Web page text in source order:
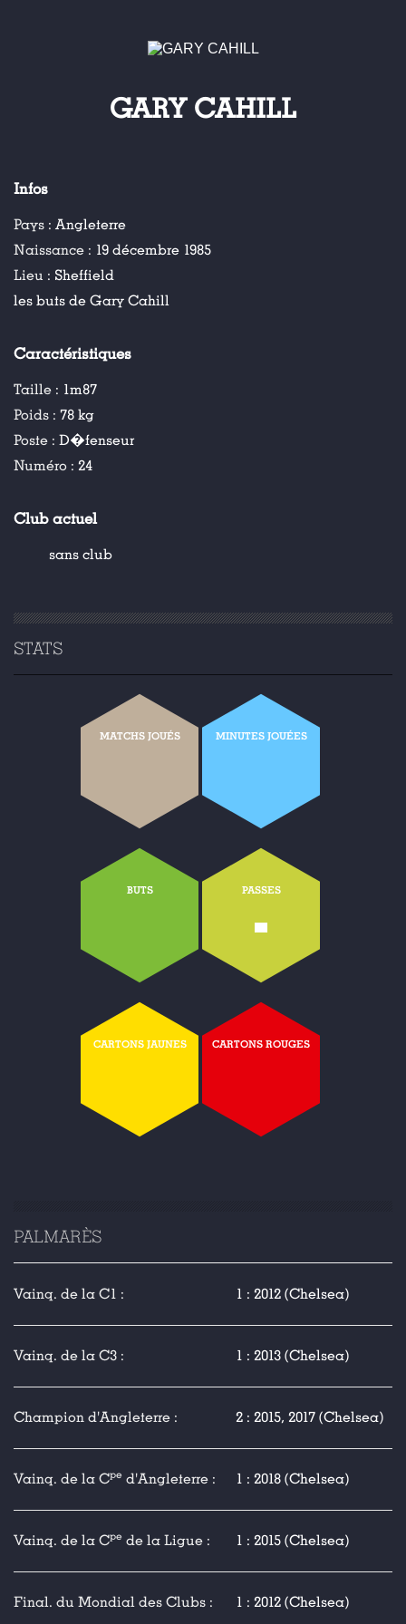
GARY CAHILL
Infos
Pays : Angleterre
Naissance : 19 décembre 1985
Lieu : Sheffield
les buts de Gary Cahill
Caractéristiques
Taille : 1m87
Poids : 78 kg
Poste : D�fenseur
Numéro : 24
Club actuel
sans club
STATS
MATCHS JOUÉS MINUTES JOUÉES
BUTS PASSES
-
CARTONS JAUNES CARTONS ROUGES
PALMARÈS
Vainq. de la C1 : 1 : 2012 (Chelsea)
Vainq. de la C3 : 1 : 2013 (Chelsea)
Champion d'Angleterre : 2 : 2015, 2017 (Chelsea)
Vainq. de la Cpe d'Angleterre : 1 : 2018 (Chelsea)
Vainq. de la Cpe de la Ligue : 1 : 2015 (Chelsea)
Final. du Mondial des Clubs : 1 : 2012 (Chelsea)